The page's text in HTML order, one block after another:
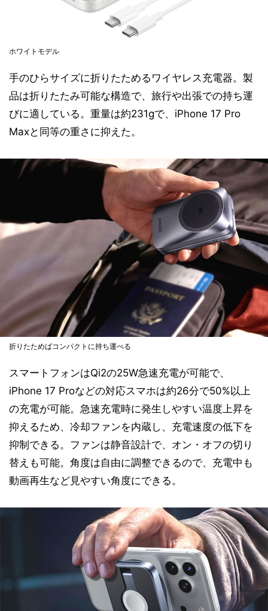
ホワイトモデル
手のひらサイズに折りたためるワイヤレス充電器。製
品は折りたたみ可能な構造で、旅行や出張での持ち運
びに適している。重量は約231gで、iPhone 17 Pro
Maxと同等の重さに抑えた。
折りたためばコンパクトに持ち運べる
スマートフォンはQi2の25W急速充電が可能で、
iPhone 17 Proなどの対応スマホは約26分で50%以上
の充電が可能。急速充電時に発生しやすい温度上昇を
抑えるため、冷却ファンを内蔵し、充電速度の低下を
抑制できる。ファンは静音設計で、オン・オフの切り
替えも可能。角度は自由に調整できるので、充電中も
動画再生など見やすい角度にできる。